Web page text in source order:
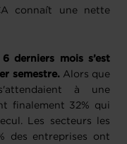
connaît une nette
derniers mois s’est
semestre.Alors que
à une
finalement 32% qui
Les secteurs les
des entreprises ont